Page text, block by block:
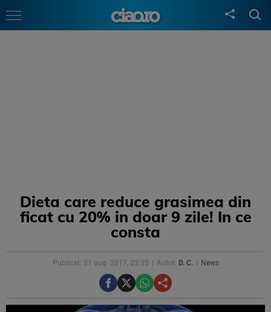
Dieta care reduce grasimea din
ficat cu 20% in doar 9 zile! In ce
consta
Publicat: 31 aug. 2017, 23:35 Autor: D. C. News